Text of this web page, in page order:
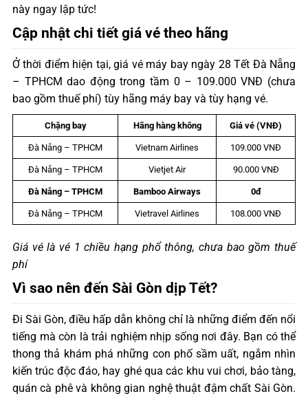
này ngay lập tức!
Cập nhật chi tiết giá vé theo hãng
Ở thời điểm hiện tại, giá vé máy bay ngày 28 Tết Đà Nẵng
– TPHCM dao động trong tầm 0 – 109.000 VNĐ (chưa
bao gồm thuế phí) tùy hãng máy bay và tùy hạng vé.
Chặng bay Hãng hàng không Giá vé (VNĐ)
Đà Nẵng – TPHCM Vietnam Airlines 109.000 VNĐ
Đà Nẵng – TPHCM Vietjet Air 90.000 VNĐ
Đà Nẵng – TPHCM Bamboo Airways 0đ
Đà Nẵng – TPHCM Vietravel Airlines 108.000 VNĐ
Giá vé là vé 1 chiều hạng phổ thông, chưa bao gồm thuế
phí
Vì sao nên đến Sài Gòn dịp Tết?
Đi Sài Gòn, điều hấp dẫn không chỉ là những điểm đến nổi
tiếng mà còn là trải nghiệm nhịp sống nơi đây. Bạn có thể
thong thả khám phá những con phố sầm uất, ngắm nhìn
kiến trúc độc đáo, hay ghé qua các khu vui chơi, bảo tàng,
quán cà phê và không gian nghệ thuật đậm chất Sài Gòn.